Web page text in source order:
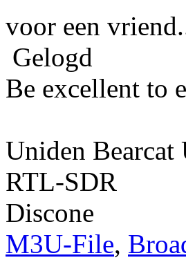
voor een
Gelogd
Be excellent to
Uniden
RTL-SDR
Discone
M3U-File,